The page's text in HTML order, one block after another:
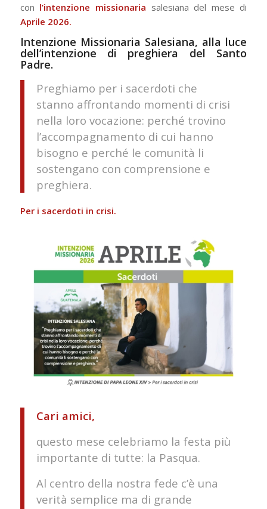
con l’intenzione missionaria salesiana del mese di
Aprile 2026.
Intenzione Missionaria Salesiana, alla luce
dell’intenzione di preghiera del Santo
Padre.
Preghiamo per i sacerdoti che
stanno affrontando momenti di crisi
nella loro vocazione: perché trovino
l’accompagnamento di cui hanno
bisogno e perché le comunità li
sostengano con comprensione e
preghiera.
Per i sacerdoti in crisi.
Cari amici,
questo mese celebriamo la festa più
importante di tutte: la Pasqua.
Al centro della nostra fede c’è una
verità semplice ma di grande